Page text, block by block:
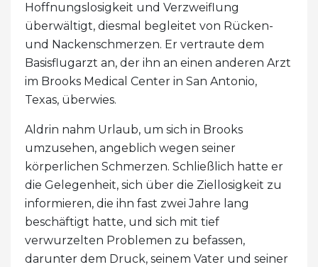
Hoffnungslosigkeit und Verzweiflung
überwältigt, diesmal begleitet von Rücken-
und Nackenschmerzen. Er vertraute dem
Basisflugarzt an, der ihn an einen anderen Arzt
im Brooks Medical Center in San Antonio,
Texas, überwies.
Aldrin nahm Urlaub, um sich in Brooks
umzusehen, angeblich wegen seiner
körperlichen Schmerzen. Schließlich hatte er
die Gelegenheit, sich über die Ziellosigkeit zu
informieren, die ihn fast zwei Jahre lang
beschäftigt hatte, und sich mit tief
verwurzelten Problemen zu befassen,
darunter dem Druck, seinem Vater und seiner